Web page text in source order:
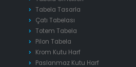
Tabela Tasarla
Çatı Tabelası
Totem Tabela
Pilon Tabela
Krom Kutu Harf
Paslanmaz Kutu Harf